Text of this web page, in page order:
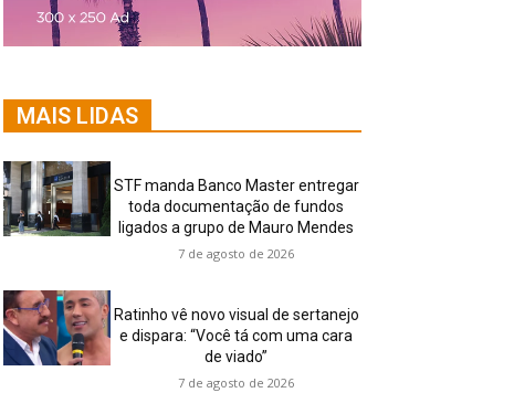
MAIS LIDAS
STF manda Banco Master entregar
toda documentação de fundos
ligados a grupo de Mauro Mendes
7 de agosto de 2026
Ratinho vê novo visual de sertanejo
e dispara: “Você tá com uma cara
de viado”
7 de agosto de 2026